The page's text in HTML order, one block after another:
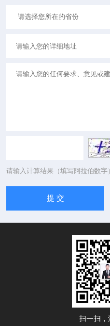
请输入计算结果（填写阿拉伯数字
扫一扫，